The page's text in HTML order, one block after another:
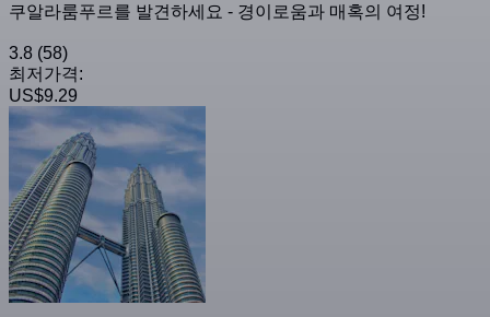
쿠알라룸푸르를 발견하세요 - 경이로움과 매혹의 여정!
3.8 (58)
최저가격:
US$9.29